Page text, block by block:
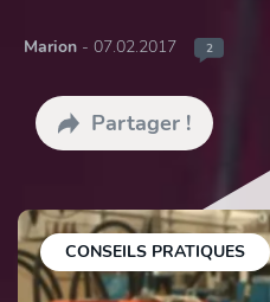
Marion - 07.02.2017 2
Partager !
CONSEILS PRATIQUES